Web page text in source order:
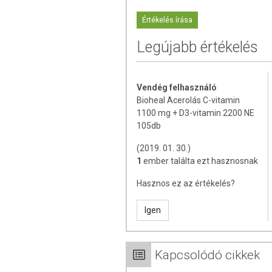
- hozzájárulhat a normál
- hozzájárulhat a fáradtság és a
- hozzájárulhat az
anyagcserefolyamatokhoz
- hozzájárulhat az egészséges
- hozzájárulhat az immunrendszer
elősegíti a kalcium és a foszfor
- hozzájárulhat az egészséges
szerepet játszik a sejtosztódásban
Értékelés írása
Legújabb értékelés
Vendég felhasználó
Bioheal Acerolás C-vitamin
1100 mg + D3-vitamin 2200 NE
105db
(2019. 01. 30.)
1 ember találta ezt hasznosnak
Hasznos ez az értékelés?
Igen
Kapcsolódó cikkek